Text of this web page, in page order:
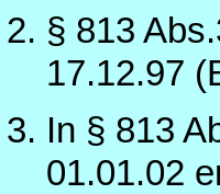
§ 813
17.12.97
In § 813
01.01.02